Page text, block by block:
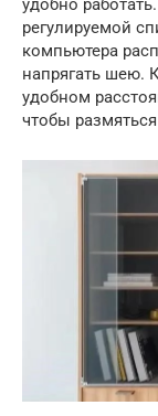
удобно
регулируемой
компьютера
напрягать шею.
удобном
чтобы